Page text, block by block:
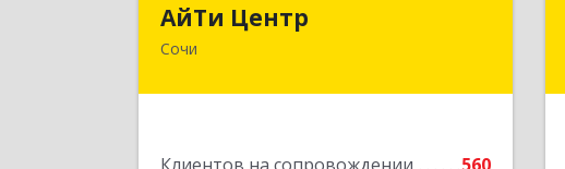
АйТи Центр
Сочи354000, Краснодарский край, Сочи,